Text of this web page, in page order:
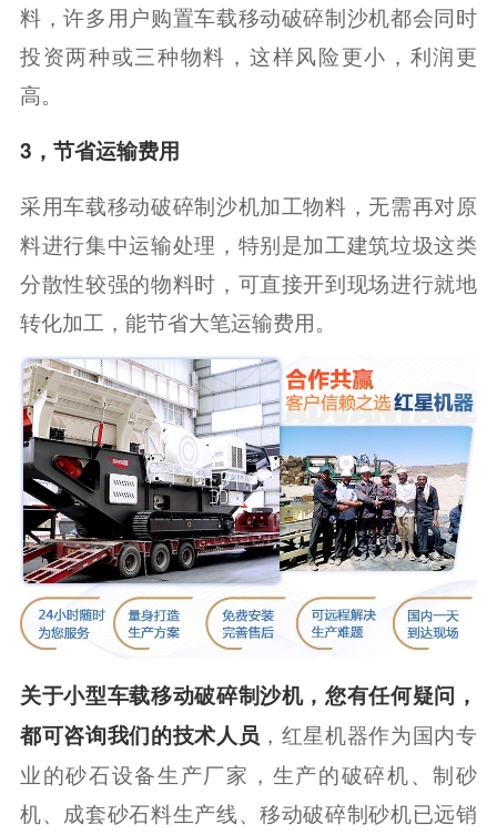
料，许多用户购置车载移动破碎制沙机都会同时
投资两种或三种物料，这样风险更小，利润更
高。
3，节省运输费用
采用车载移动破碎制沙机加工物料，无需再对原
料进行集中运输处理，特别是加工建筑垃圾这类
分散性较强的物料时，可直接开到现场进行就地
转化加工，能节省大笔运输费用。
关于小型车载移动破碎制沙机，您有任何疑问，
都可咨询我们的技术人员 ，红星机器作为国内专
业的砂石设备生产厂家，生产的破碎机、制砂
机、成套砂石料生产线、移动破碎制砂机已远销